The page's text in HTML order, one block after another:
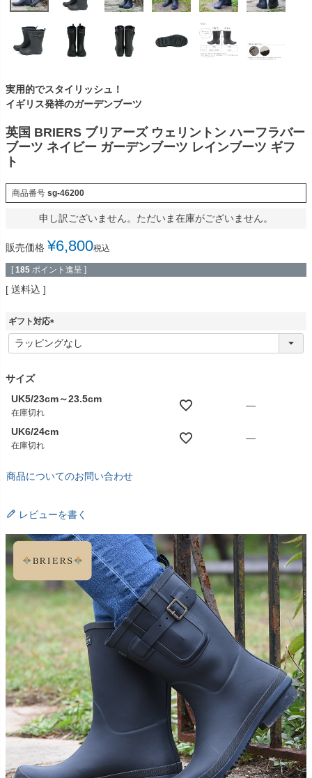
実用的でスタイリッシュ！
イギリス発祥のガーデンブーツ
英国 BRIERS ブリアーズ ウェリントン ハーフラバー
ブーツ ネイビー ガーデンブーツ レインブーツ ギフ
ト
商品番号 sg-46200
申し訳ございません。ただいま在庫がございません。
販売価格 ¥6,800税込
[ 185 ポイント進呈 ]
送料込
ギフト対応
(
必
サイズ
UK5/23cm～23.5cm
在庫切れ
—
UK6/24cm
在庫切れ
—
商品についてのお問い合わせ
レビューを書く